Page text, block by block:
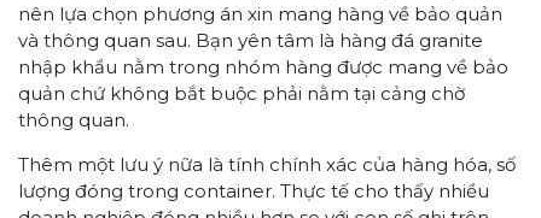
nên lựa chọn phương án xin mang hàng về bảo quản
và thông quan sau. Bạn yên tâm là hàng đá granite
nhập khẩu nằm trong nhóm hàng được mang về bảo
quản chứ không bắt buộc phải nằm tại cảng chờ
thông quan.
Thêm một lưu ý nữa là tính chính xác của hàng hóa, số
lượng đóng trong container. Thực tế cho thấy nhiều